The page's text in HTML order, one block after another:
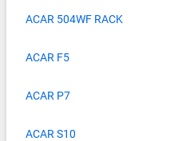
ACAR 504WF RACK
ACAR F5
ACAR P7
ACAR S10